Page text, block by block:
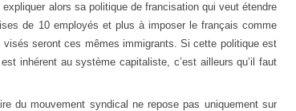
alors sa politique de francisation qui veut étendre
de 10 employés et plus à imposer le français comme
visés seront ces mêmes immigrants. Si cette politique est
inhérent au système capitaliste, c’est ailleurs qu’il faut
du mouvement syndical ne repose pas uniquement sur